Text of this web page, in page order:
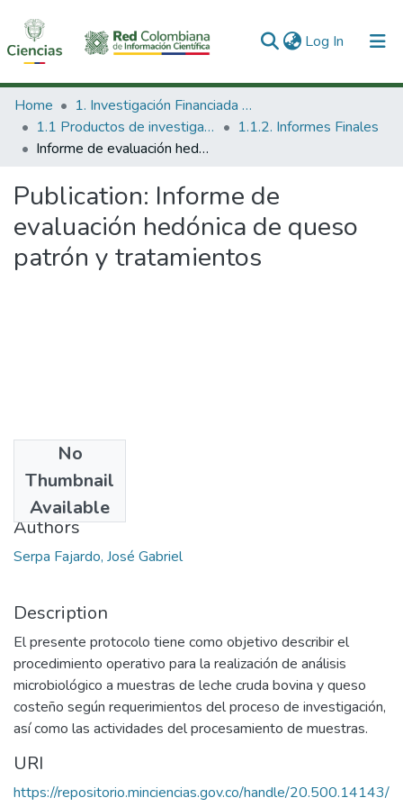
Log In (current)
Communities & Collections
All of DSpace
Home
1. Investigación Financiada con Recursos Públicos
1.1 Productos de investigación
1.1.2. Informes Finales
Informe de evaluación hedónica de queso patrón y tratamientos
Publication: Informe de
evaluación hedónica de queso
patrón y tratamientos
No
Thumbnail
Available
2013
Authors
Serpa Fajardo, José Gabriel
Description
El presente protocolo tiene como objetivo describir el
procedimiento operativo para la realización de análisis
microbiológico a muestras de leche cruda bovina y queso
costeño según requerimientos del proceso de investigación,
así como las actividades del procesamiento de muestras.
URI
https://repositorio.minciencias.gov.co/handle/20.500.14143/